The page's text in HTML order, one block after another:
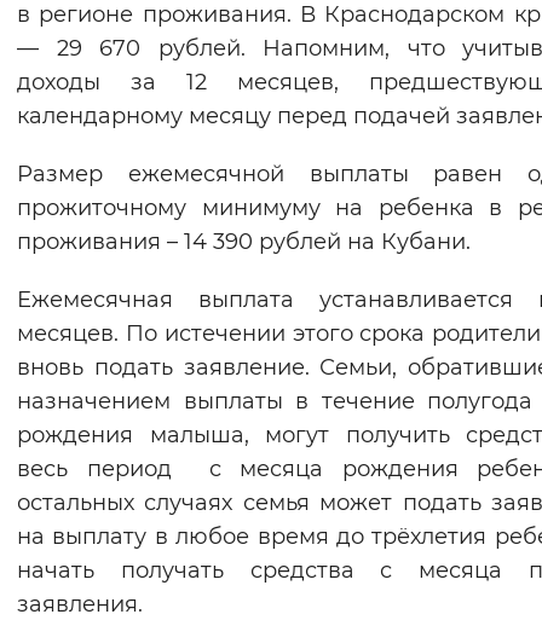
Воспроизвести Остановить
Вернуть стандартные настройки
в регионе проживания. В Краснодарском
— 29 670 рублей. Напомним, что
доходы за 12 месяцев,
календарному месяцу перед подачей
Размер ежемесячной выплаты равен
прожиточному минимуму на ребенка в
проживания – 14 390 рублей на Кубани.
Ежемесячная выплата
месяцев. По истечении этого срока
вновь подать заявление. Семьи,
назначением выплаты в течение полугода
рождения малыша, могут получить
весь период с месяца рождения
остальных случаях семья может подать
на выплату в любое время до трёхлетия
начать получать средства с месяца
заявления.